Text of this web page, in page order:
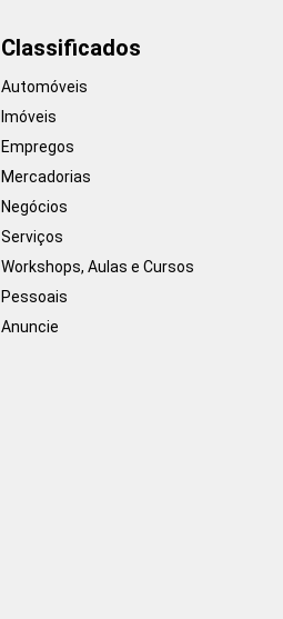
Classificados
Automóveis
Imóveis
Empregos
Mercadorias
Negócios
Serviços
Workshops, Aulas e Cursos
Pessoais
Anuncie